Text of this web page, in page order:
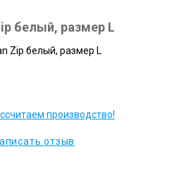
белый, размер L
Zip белый, размер L
производство!
отзыв